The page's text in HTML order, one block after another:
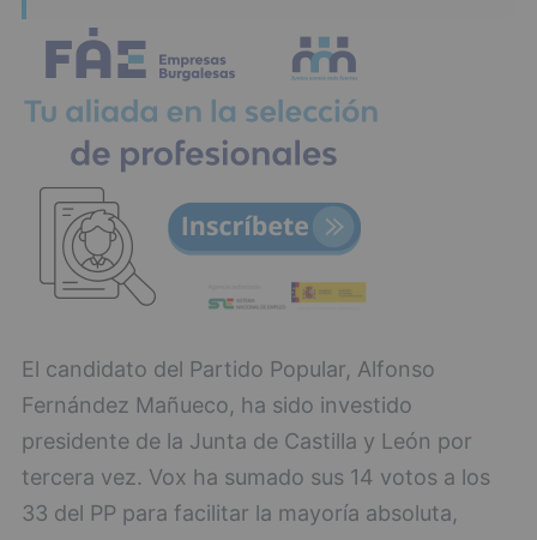
El candidato del Partido Popular, Alfonso
Fernández Mañueco, ha sido investido
presidente de la Junta de Castilla y León por
tercera vez. Vox ha sumado sus 14 votos a los
33 del PP para facilitar la mayoría absoluta,